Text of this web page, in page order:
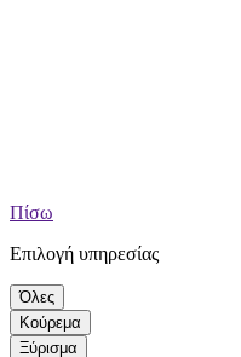
Πίσω
Επιλογή υπηρεσίας
Όλες
Κούρεμα
Ξύρισμα